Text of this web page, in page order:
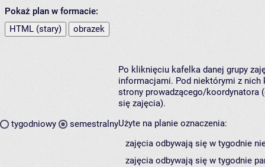
Pokaż plan w formacie:
HTML (stary)
obrazek
tygodniowy semestralny
Po kliknięciu kafelka danej grupy
informacjami. Pod niektórymi z nich
strony prowadzącego/koordynatora
się zajęcia).
Użyte na planie oznaczenia:
zajęcia odbywają się w tygodnie
zajęcia odbywają się w tygodnie